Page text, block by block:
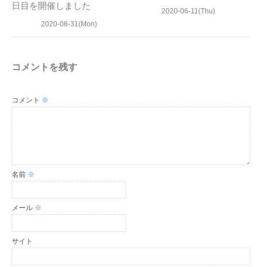
日目を開催しました
2020-08-31(Mon)
2020-06-11(Thu)
コメントを残す
コメント ※
名前 ※
メール ※
サイト